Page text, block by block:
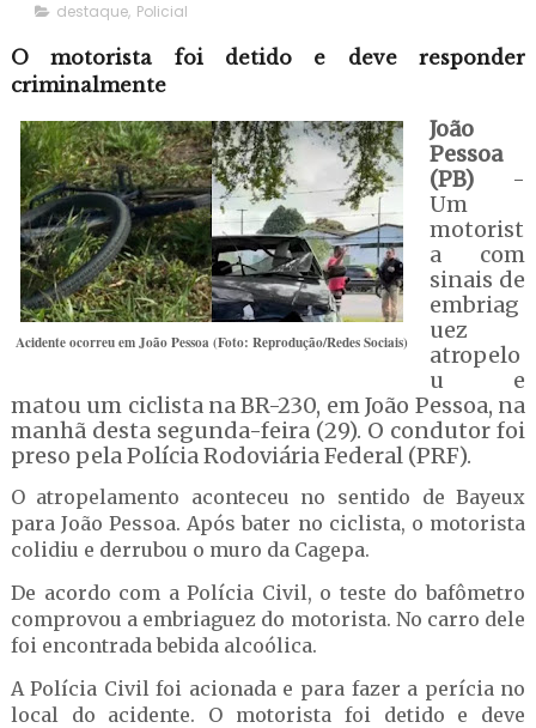
destaque, Policial
O motorista foi detido e deve responder
criminalmente
Acidente ocorreu em João Pessoa (Foto: Reprodução/Redes Sociais)
João
Pessoa
(PB)-
Um
motorist
a com
sinais de
embriag
uez
atropelo
u e
matou um ciclista na BR-230, em João Pessoa, na
manhã desta segunda-feira (29). O condutor foi
preso pela Polícia Rodoviária Federal (PRF).
O atropelamento aconteceu no sentido de Bayeux
para João Pessoa. Após bater no ciclista, o motorista
colidiu e derrubou o muro da Cagepa.
De acordo com a Polícia Civil, o teste do bafômetro
comprovou a embriaguez do motorista. No carro dele
foi encontrada bebida alcoólica.
A Polícia Civil foi acionada e para fazer a perícia no
local do acidente. O motorista foi detido e deve